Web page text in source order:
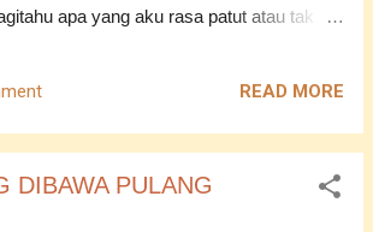
apa yang aku rasa patut atau tak
ada di bawah :) ------------------
1. Anda tidak akan
kemarahan anda terhadapnya. 2.
READ MORE
DIBAWA PULANG